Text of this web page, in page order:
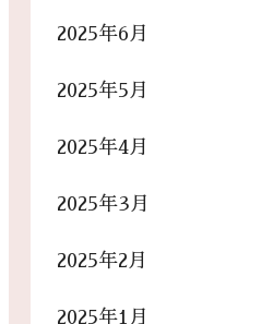
2025年6月
2025年5月
2025年4月
2025年3月
2025年2月
2025年1月